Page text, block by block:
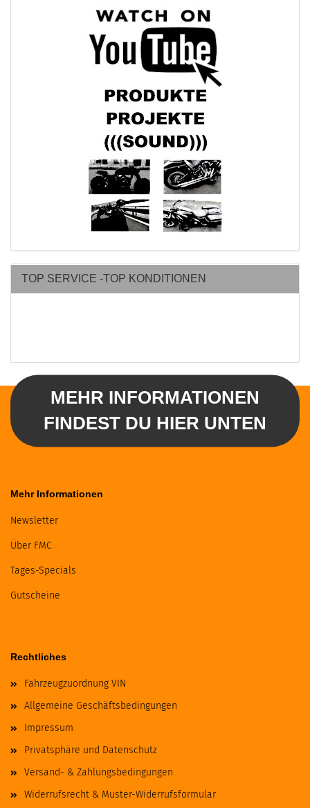
TOP SERVICE -TOP KONDITIONEN
MEHR INFORMATIONEN
FINDEST DU HIER UNTEN
Mehr Informationen
Newsletter
Über FMC
Tages-Specials
Gutscheine
Rechtliches
Fahrzeugzuordnung VIN
Allgemeine Geschäftsbedingungen
Impressum
Privatsphäre und Datenschutz
Versand- & Zahlungsbedingungen
Widerrufsrecht & Muster-Widerrufsformular